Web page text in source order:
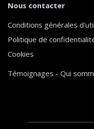
Nous contacter
Conditions générales
Politique de
Cookies
Témoignages - Qui